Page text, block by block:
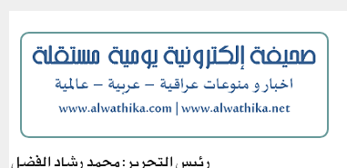
رئيس التحرير: محمد رشاد الفضل